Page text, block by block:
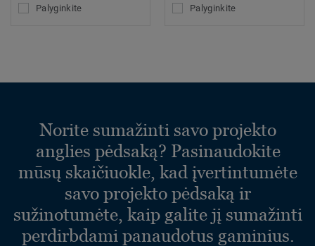
Palyginkite Palyginkite
Norite sumažinti savo projekto
anglies pėdsaką? Pasinaudokite
mūsų skaičiuokle, kad įvertintumėte
savo projekto pėdsaką ir
sužinotumėte, kaip galite jį sumažinti
perdirbdami panaudotus gaminius.